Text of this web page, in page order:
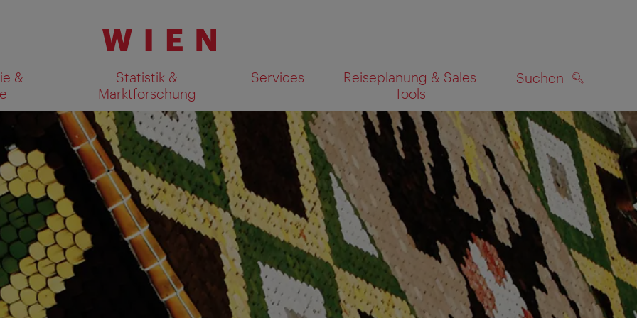
&
Statistik &
Marktforschung
Services
Reiseplanung & Sales
Tools
Suchen
Suchergebnisse auf Karte anzeigen SUCHEN